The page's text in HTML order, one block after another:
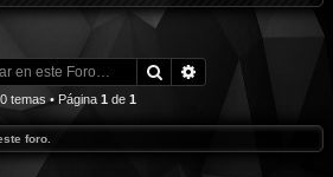
Buscar
0 temas • Página 1 de 1
foro.